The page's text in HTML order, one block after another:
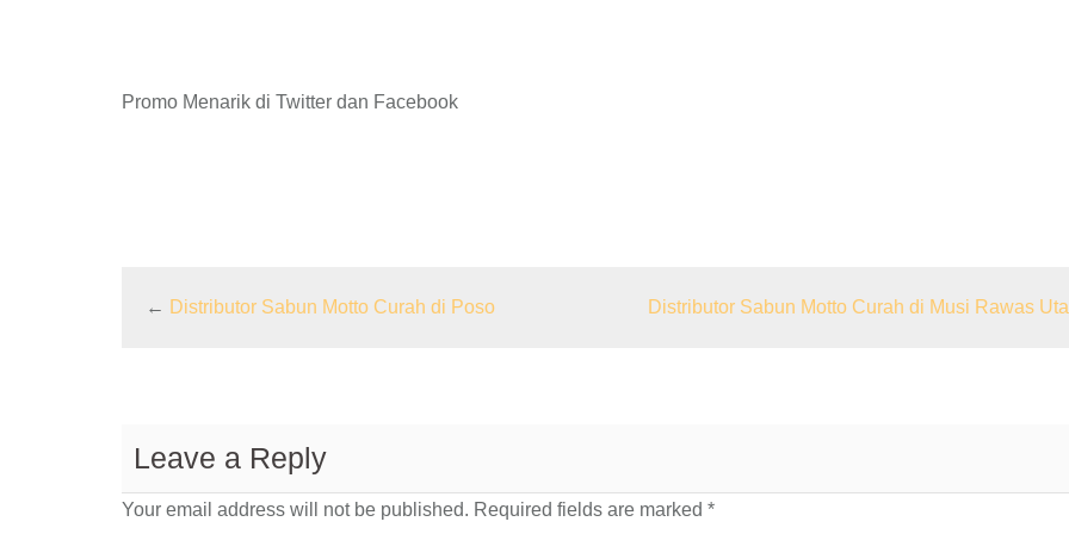
Promo Menarik di Twitter dan Facebook
← Distributor Sabun Motto Curah di Poso Distributor Sabun Motto Curah di Musi Rawas
Leave a Reply
Your email address will not be published. Required fields are marked *